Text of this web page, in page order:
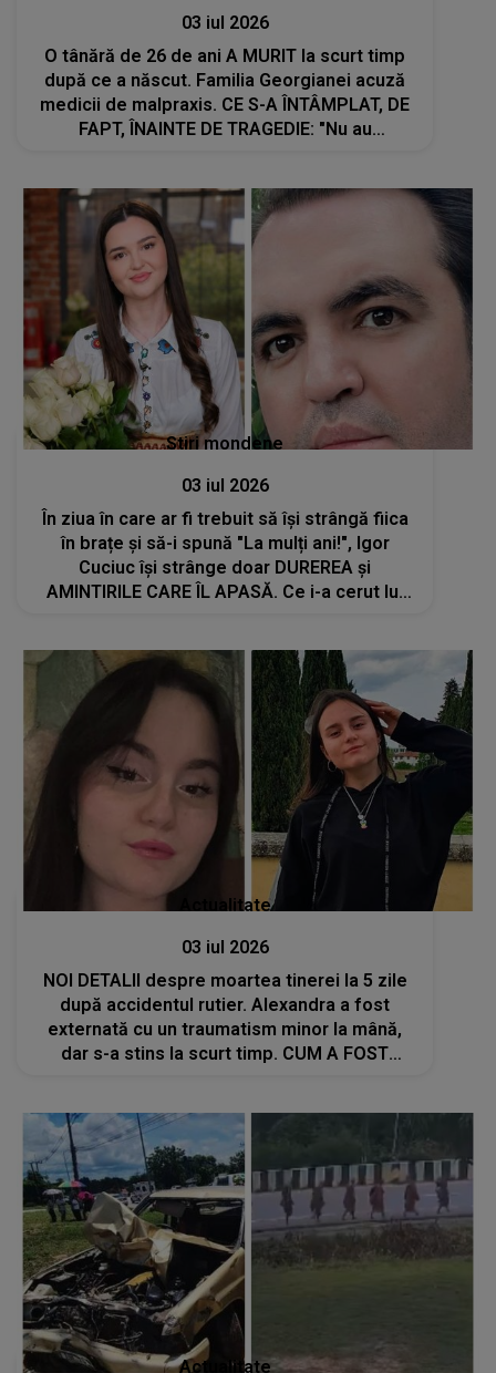
03 iul 2026
O tânără de 26 de ani A MURIT la scurt timp
după ce a născut. Familia Georgianei acuză
medicii de malpraxis. CE S-A ÎNTÂMPLAT, DE
FAPT, ÎNAINTE DE TRAGEDIE: "Nu au
Stiri mondene
03 iul 2026
În ziua în care ar fi trebuit să își strângă fiica
în brațe și să-i spună "La mulți ani!", Igor
Cuciuc își strânge doar DUREREA și
AMINTIRILE CARE ÎL APASĂ. Ce i-a cerut lui
Actualitate
03 iul 2026
NOI DETALII despre moartea tinerei la 5 zile
după accidentul rutier. Alexandra a fost
externată cu un traumatism minor la mână,
dar s-a stins la scurt timp. CUM A FOST
Actualitate